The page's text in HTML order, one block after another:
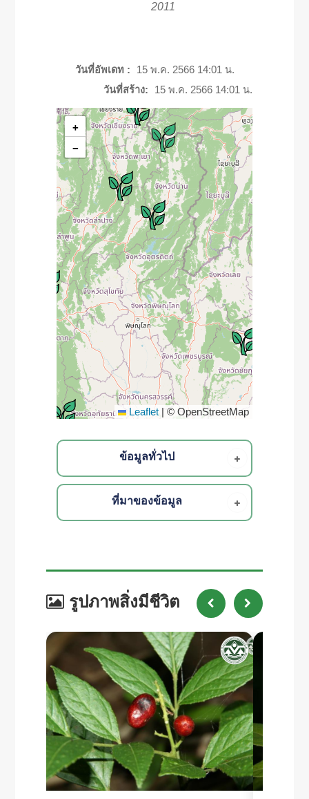
2011
วันที่อัพเดท :
15 พ.ค. 2566 14:01 น.
วันที่สร้าง:
15 พ.ค. 2566 14:01 น.
+
−
Leaflet © OpenStreetMap
ข้อมูลทั่วไป
ที่มาของข้อมูล
รูปภาพสิ่งมีชีวิต